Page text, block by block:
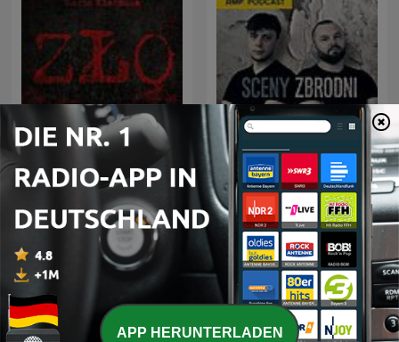
ZŁO - Zbrodnia Łowca
Ofiara
Sceny zbrodni
APP HERUNTERLADEN